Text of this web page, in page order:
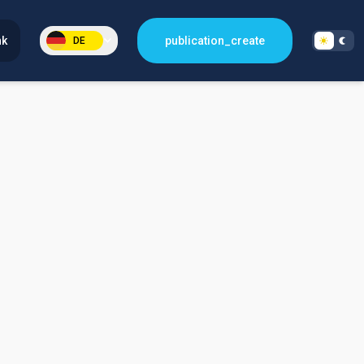
DE publication_create